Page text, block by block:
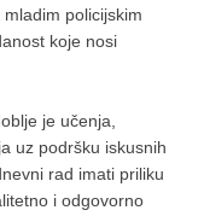
policijskim
koje nosi
je učenja,
uz podršku iskusnih
rad imati priliku
i odgovorno